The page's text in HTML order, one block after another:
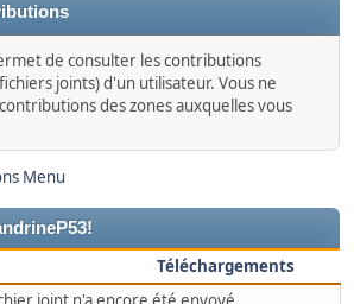
de consulter les contributions
joints) d'un utilisateur. Vous ne
des zones auxquelles vous
Menu
Téléchargements